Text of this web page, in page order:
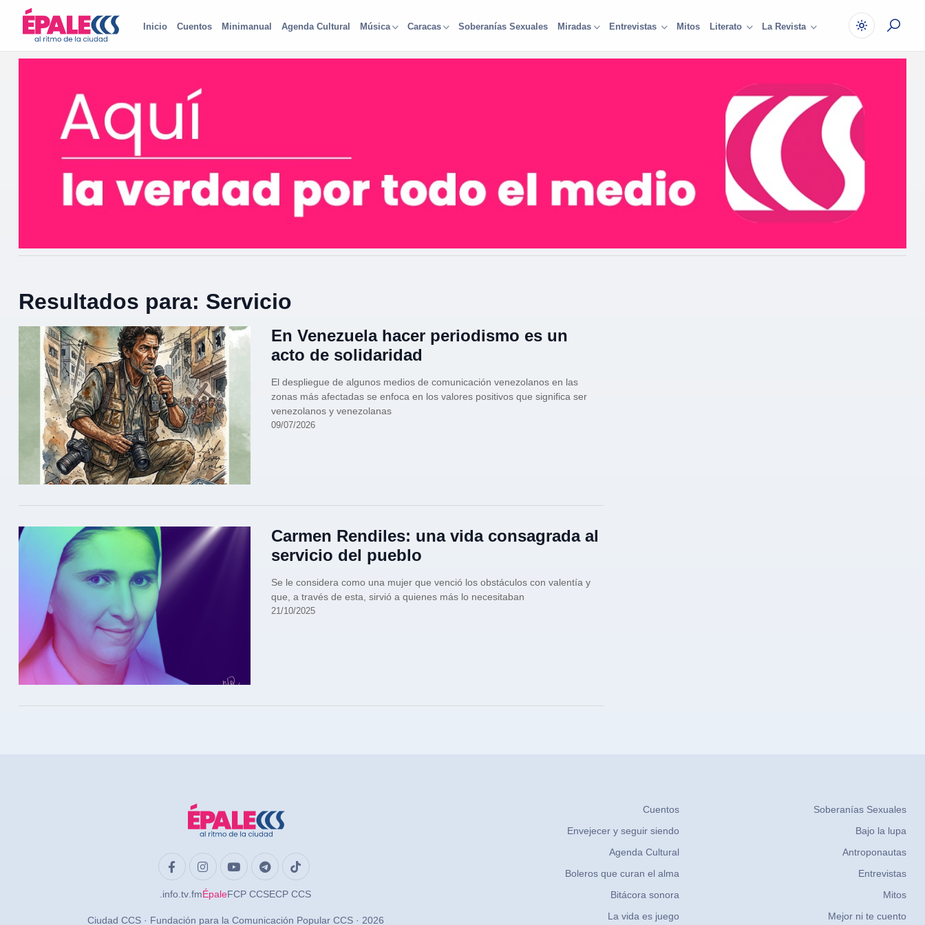
Inicio Cuentos Minimanual Agenda Cultural Música Caracas Soberanías Sexuales Miradas Entrevistas Mitos Literato La Revista
Resultados para: Servicio
En Venezuela hacer periodismo es un
acto de solidaridad
El despliegue de algunos medios de comunicación venezolanos en las
zonas más afectadas se enfoca en los valores positivos que significa ser
venezolanos y venezolanas
09/07/2026
Carmen Rendiles: una vida consagrada al
servicio del pueblo
Se le considera como una mujer que venció los obstáculos con valentía y
que, a través de esta, sirvió a quienes más lo necesitaban
21/10/2025
.info.tv.fmÉpaleFCP CCSECP CCS
Ciudad CCS · Fundación para la Comunicación Popular CCS · 2026
Cuentos
Envejecer y seguir siendo
Agenda Cultural
Boleros que curan el alma
Bitácora sonora
La vida es juego
Soberanías Sexuales
Bajo la lupa
Antroponautas
Entrevistas
Mitos
Mejor ni te cuento